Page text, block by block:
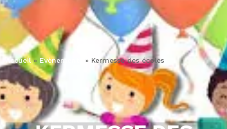
Accueil» Evènements » Kermesse des écoles